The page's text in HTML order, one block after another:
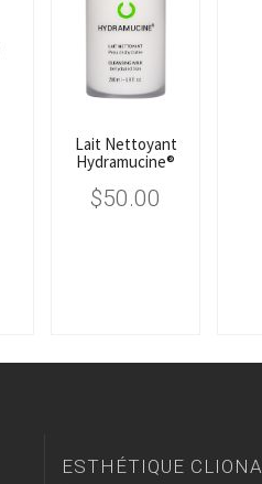
Lait Nettoyant
Hydramucine®
$50.00
ESTHÉTIQUE CLIONA